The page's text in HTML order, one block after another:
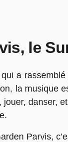
le
a
la musique
jouer, danser,
Parvis,